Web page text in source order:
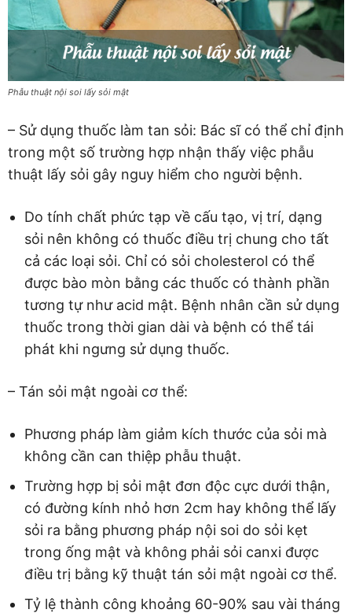
Phẫu thuật nội soi lấy sỏi mật
– Sử dụng thuốc làm tan sỏi: Bác sĩ có thể chỉ định
trong một số trường hợp nhận thấy việc phẫu
thuật lấy sỏi gây nguy hiểm cho người bệnh.
Do tính chất phức tạp về cấu tạo, vị trí, dạng
sỏi nên không có thuốc điều trị chung cho tất
cả các loại sỏi. Chỉ có sỏi cholesterol có thể
được bào mòn bằng các thuốc có thành phần
tương tự như acid mật. Bệnh nhân cần sử dụng
thuốc trong thời gian dài và bệnh có thể tái
phát khi ngưng sử dụng thuốc.
– Tán sỏi mật ngoài cơ thể:
Phương pháp làm giảm kích thước của sỏi mà
không cần can thiệp phẫu thuật.
Trường hợp bị sỏi mật đơn độc cực dưới thận,
có đường kính nhỏ hơn 2cm hay không thể lấy
sỏi ra bằng phương pháp nội soi do sỏi kẹt
trong ống mật và không phải sỏi canxi được
điều trị bằng kỹ thuật tán sỏi mật ngoài cơ thể.
Tỷ lệ thành công khoảng 60-90% sau vài tháng